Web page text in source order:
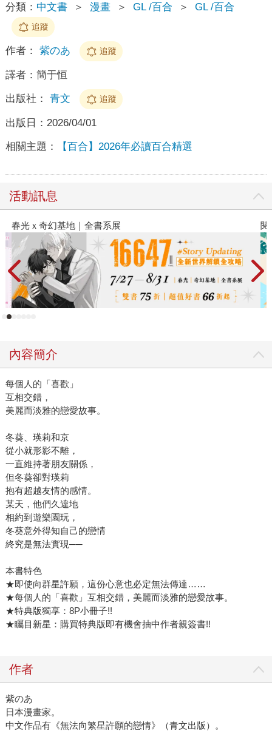
分類： 中文書 ＞ 漫畫 ＞ GL /百合 ＞ GL /百合
追蹤
作者： 紫のあ 追蹤
譯者： 簡于恒
出版社： 青文 追蹤
出版日： 2026/04/01
相關主題： 【百合】2026年必讀百合精選
活動訊息
閱讀漫遊錄-2026上半年暢銷榜
內容簡介
每個人的「喜歡」
互相交錯，
美麗而淡雅的戀愛故事。
冬葵、瑛莉和京
從小就形影不離，
一直維持著朋友關係，
但冬葵卻對瑛莉
抱有超越友情的感情。
某天，他們久違地
相約到遊樂園玩，
冬葵意外得知自己的戀情
終究是無法實現──
本書特色
★即使向群星許願，這份心意也必定無法傳達……
★每個人的「喜歡」互相交錯，美麗而淡雅的戀愛故事。
★特典版獨享：8P小冊子!!
★矚目新星：購買特典版即有機會抽中作者親簽書!!
作者
紫のあ
日本漫畫家。
中文作品有《無法向繁星許願的戀情》（青文出版）。